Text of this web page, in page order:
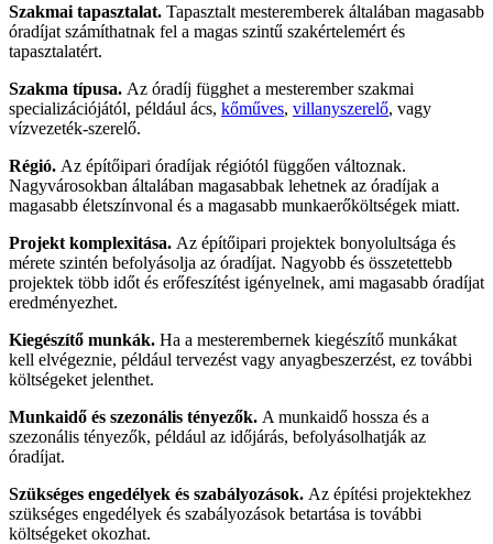
Szakmai tapasztalat. Tapasztalt mesteremberek általában magasabb
óradíjat számíthatnak fel a magas szintű szakértelemért és
tapasztalatért.
Szakma típusa. Az óradíj függhet a mesterember szakmai
specializációjától, például ács, kőműves, villanyszerelő, vagy
vízvezeték-szerelő.
Régió. Az építőipari óradíjak régiótól függően változnak.
Nagyvárosokban általában magasabbak lehetnek az óradíjak a
magasabb életszínvonal és a magasabb munkaerőköltségek miatt.
Projekt komplexitása. Az építőipari projektek bonyolultsága és
mérete szintén befolyásolja az óradíjat. Nagyobb és összetettebb
projektek több időt és erőfeszítést igényelnek, ami magasabb óradíjat
eredményezhet.
Kiegészítő munkák. Ha a mesterembernek kiegészítő munkákat
kell elvégeznie, például tervezést vagy anyagbeszerzést, ez további
költségeket jelenthet.
Munkaidő és szezonális tényezők. A munkaidő hossza és a
szezonális tényezők, például az időjárás, befolyásolhatják az
óradíjat.
Szükséges engedélyek és szabályozások. Az építési projektekhez
szükséges engedélyek és szabályozások betartása is további
költségeket okozhat.